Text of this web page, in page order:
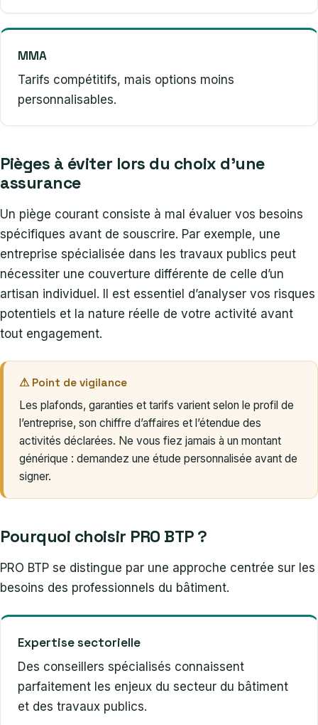
MMA
Tarifs compétitifs, mais options moins
personnalisables.
Pièges à éviter lors du choix d’une
assurance
Un piège courant consiste à mal évaluer vos besoins
spécifiques avant de souscrire. Par exemple, une
entreprise spécialisée dans les travaux publics peut
nécessiter une couverture différente de celle d’un
artisan individuel. Il est essentiel d’analyser vos risques
potentiels et la nature réelle de votre activité avant
tout engagement.
⚠ Point de vigilance
Les plafonds, garanties et tarifs varient selon le profil de
l’entreprise, son chiffre d’affaires et l’étendue des
activités déclarées. Ne vous fiez jamais à un montant
générique : demandez une étude personnalisée avant de
signer.
Pourquoi choisir PRO BTP ?
PRO BTP se distingue par une approche centrée sur les
besoins des professionnels du bâtiment.
Expertise sectorielle
Des conseillers spécialisés connaissent
parfaitement les enjeux du secteur du bâtiment
et des travaux publics.